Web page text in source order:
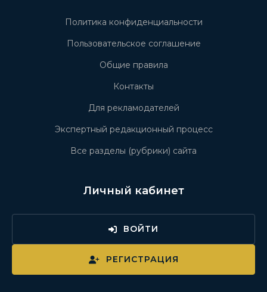
Политика конфиденциальности
Пользовательское соглашение
Общие правила
Контакты
Для рекламодателей
Экспертный редакционный процесс
Все разделы (рубрики) сайта
Личный кабинет
ВОЙТИ
РЕГИСТРАЦИЯ